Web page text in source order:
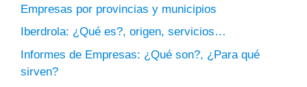
Empresas por provincias y municipios
Iberdrola: ¿Qué es?, origen, servicios…
Informes de Empresas: ¿Qué son?, ¿Para qué
sirven?